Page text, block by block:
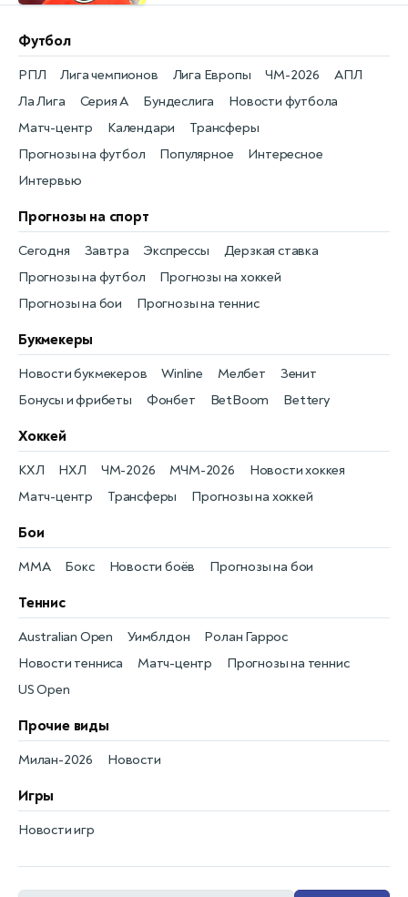
Футбол
Новости футбола
РПЛ
Матч-центр
Лига чемпионов
Календари
Лига Европы
Трансферы
ЧМ-2026
Прогнозы на футбол
АПЛ
Популярное
Ла Лига
Интересное
Серия А
Интервью
Бундеслига
Прогнозы на спорт
Прогнозы на футбол
Сегодня
Прогнозы на хоккей
Завтра
Прогнозы на бои
Экспрессы
Прогнозы на теннис
Дерзкая ставка
Букмекеры
Бонусы и фрибеты
Новости букмекеров
Фонбет
Winline
BetBoom
Мелбет
Bettery
Зенит
Хоккей
Новости хоккея
КХЛ
Матч-центр
НХЛ
Трансферы
ЧМ-2026
Прогнозы на хоккей
МЧМ-2026
Бои
Новости боёв
MMA Прогнозы на бои
Бокс
Теннис
Новости тенниса
Australian Open
Матч-центр
Уимблдон
Прогнозы на теннис
Ролан Гаррос
US Open
Прочие виды
Новости
Милан-2026
Игры
Новости игр